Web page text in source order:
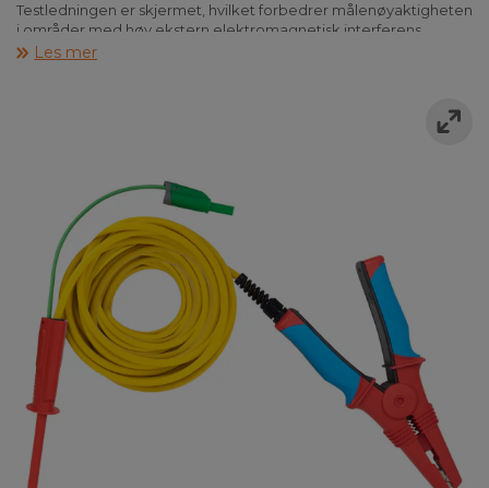
Testledningen er skjermet, hvilket forbedrer målenøyaktigheten
i områder med høy ekstern elektromagnetisk interferens.
Tilgjengelig i lengdene 2,5 m, 3 m, 5 m, 10 m og 15 m.
Les mer